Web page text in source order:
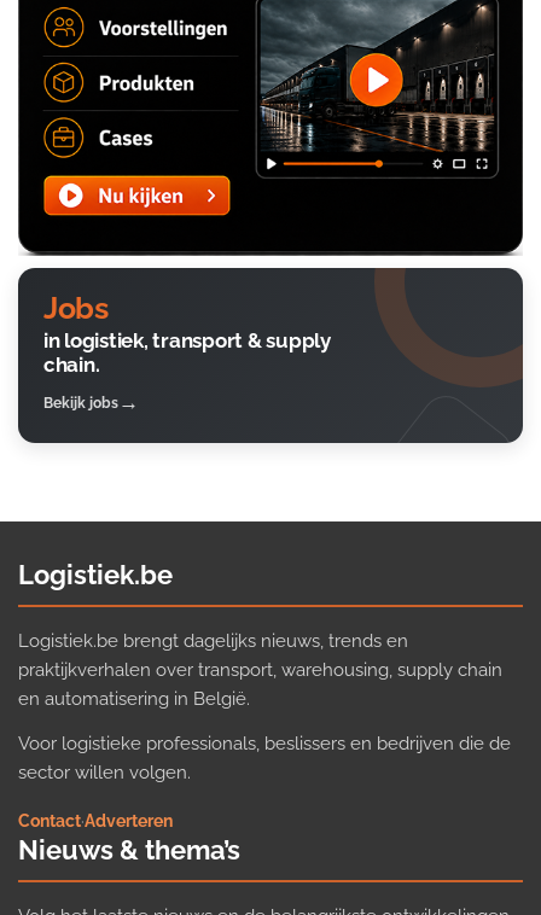
Jobs
in logistiek, transport & supply
chain.
Bekijk jobs
Logistiek.be
Logistiek.be brengt dagelijks nieuws, trends en
praktijkverhalen over transport, warehousing, supply chain
en automatisering in België.
Voor logistieke professionals, beslissers en bedrijven die de
sector willen volgen.
Contact·Adverteren
Nieuws & thema’s